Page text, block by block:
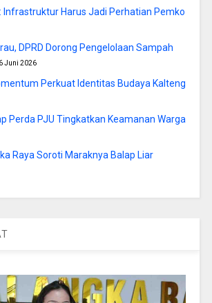
Infrastruktur Harus Jadi Perhatian Pemko
DPRD Dorong Pengelolaan Sampah
6 Juni 2026
Perkuat Identitas Budaya Kalteng
Perda PJU Tingkatkan Keamanan Warga
Raya Soroti Maraknya Balap Liar